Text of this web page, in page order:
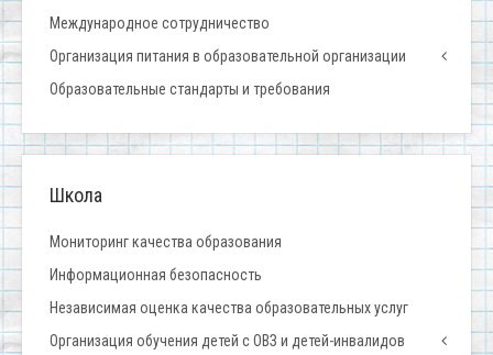
Международное сотрудничество
Организация питания в образовательной организации
Образовательные стандарты и требования
Школа
Мониторинг качества образования
Информационная безопасность
Независимая оценка качества образовательных услуг
Организация обучения детей с ОВЗ и детей-инвалидов